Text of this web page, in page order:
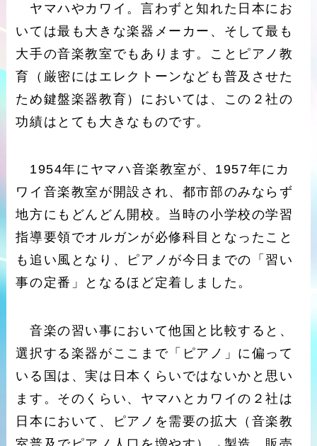
ヤマハやカワイ。言わずと知れた日本にお
いては最も大きな楽器メーカー、そして最も
大手の音楽教室でもあります。ことピアノ教
育（厳密にはエレクトーンなども普及させた
ため鍵盤楽器教育）においては、この２社の
功績はとても大きなものです。
1954年にヤマハ音楽教室が、1957年にカ
ワイ音楽教室が開設され、都市部のみならず
地方にもどんどん開校。当時の小学校の学習
指導要領でオルガンが必修科目となったこと
も追い風となり、ピアノが今日までの「習い
事の定番」となるほど定着しました。
音楽の習い事において他国と比較すると、
選択する楽器がここまで「ピアノ」に偏って
いる国は、実は日本くらいではないかと思い
ます。そのくらい、ヤマハとカワイの２社は
日本において、ピアノを需要の拡大（音楽教